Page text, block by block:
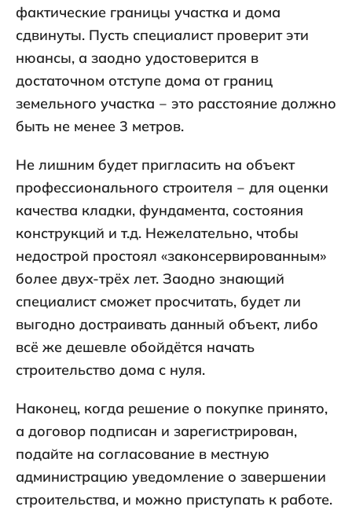
фактические границы участка и дома
сдвинуты. Пусть специалист проверит эти
нюансы, а заодно удостоверится в
достаточном отступе дома от границ
земельного участка ‒ это расстояние должно
быть не менее 3 метров.
Не лишним будет пригласить на объект
профессионального строителя ‒ для оценки
качества кладки, фундамента, состояния
конструкций и т.д. Нежелательно, чтобы
недострой простоял «законсервированным»
более двух-трёх лет. Заодно знающий
специалист сможет просчитать, будет ли
выгодно достраивать данный объект, либо
всё же дешевле обойдётся начать
строительство дома с нуля.
Наконец, когда решение о покупке принято,
а договор подписан и зарегистрирован,
подайте на согласование в местную
администрацию уведомление о завершении
строительства, и можно приступать к работе.